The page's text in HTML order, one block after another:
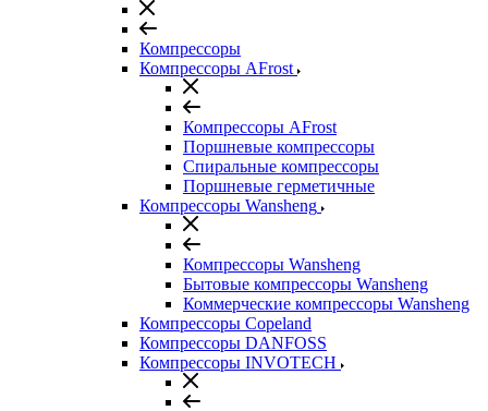
Компрессоры
Компрессоры AFrost
Компрессоры AFrost
Поршневые компрессоры
Спиральные компрессоры
Поршневые герметичные
Компрессоры Wansheng
Компрессоры Wansheng
Бытовые компрессоры Wansheng
Коммерческие компрессоры Wansheng
Компрессоры Copeland
Компрессоры DANFOSS
Компрессоры INVOTECH